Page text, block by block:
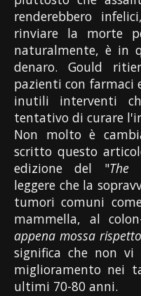
renderebbero
rinviare la morte
naturalmente, è in
denaro. Gould
pazienti con farmaci
inutili interventi
tentativo di curare
Non molto è
scritto questo
edizione del "The
leggere che la
tumori comuni
mammella, al
appena mossa
significa che non
miglioramento nei
ultimi 70-80 anni.